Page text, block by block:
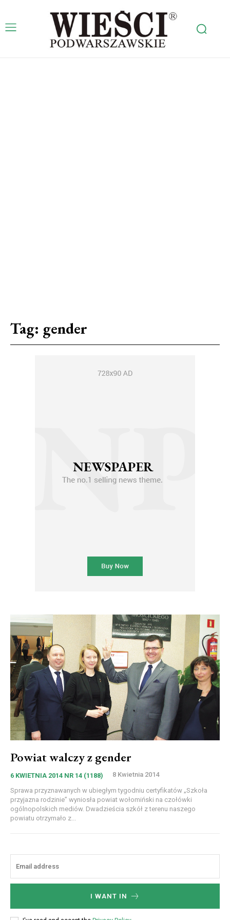
Tag: gender
Powiat walczy z gender
6 KWIETNIA 2014 NR 14 (1188) 8 Kwietnia 2014
Sprawa przyznawanych w ubiegłym tygodniu certyfikatów „Szkoła
przyjazna rodzinie” wyniosła powiat wołomiński na czołówki
ogólnopolskich mediów. Dwadzieścia szkół z terenu naszego
powiatu otrzymało z...
I WANT IN